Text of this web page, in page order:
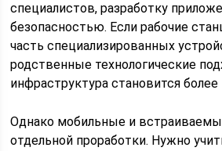
специалистов, разработку
безопасностью. Если рабочие
часть специализированных
родственные технологические
инфраструктура становится
Однако мобильные и
отдельной проработки. Нужно